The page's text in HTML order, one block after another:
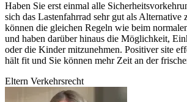
Haben Sie erst einmal alle
sich das Lastenfahrrad sehr gut als Alternative
können die gleichen Regeln wie beim
und haben darüber hinaus die Möglichkeit,
oder die Kinder mitzunehmen. Positiver site
hält fit und Sie können mehr Zeit an der
Eltern Verkehrsrecht